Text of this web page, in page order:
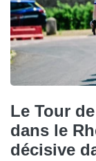
Le Tour
dans le
décisive